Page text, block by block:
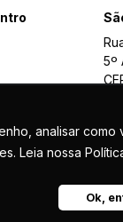
analisar
Leia nossa
Ok,
5º
- TODOS OS